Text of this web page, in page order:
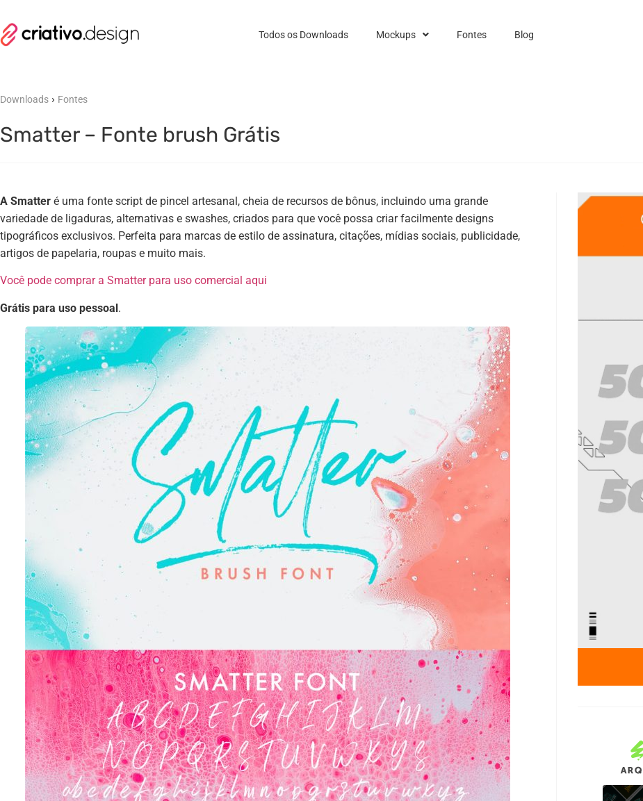
Todos os Downloads Mockups Fontes Blog
Downloads › Fontes
Smatter – Fonte brush Grátis
A Smatter é uma fonte script de pincel artesanal, cheia de recursos de bônus, incluindo uma grande
variedade de ligaduras, alternativas e swashes, criados para que você possa criar facilmente designs
tipográficos exclusivos. Perfeita para marcas de estilo de assinatura, citações, mídias sociais, publicidade,
artigos de papelaria, roupas e muito mais.
Você pode comprar a Smatter para uso comercial aqui
Grátis para uso pessoal.